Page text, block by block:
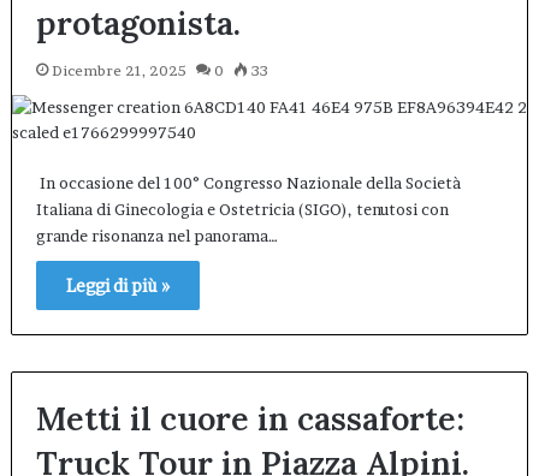
protagonista.
Dicembre 21, 2025 0 33
In occasione del 100° Congresso Nazionale della Società
Italiana di Ginecologia e Ostetricia (SIGO), tenutosi con
grande risonanza nel panorama…
Leggi di più »
Metti il cuore in cassaforte:
Truck Tour in Piazza Alpini.